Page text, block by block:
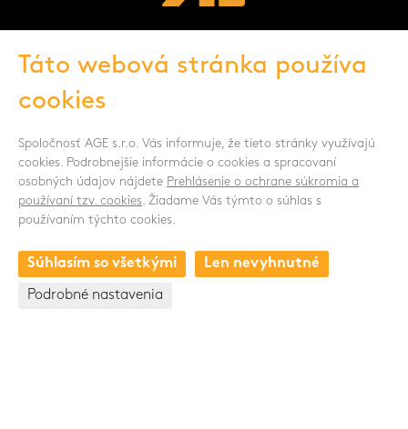
KONTAKT
SLEDUJTE NÁS
Táto webová stránka používa
cookies
Spoločnosť AGE s.r.o. Vás informuje, že tieto stránky využívajú
cookies. Podrobnejšie informácie o cookies a spracovaní
osobných údajov nájdete Prehlásenie o ochrane súkromia a
používaní tzv. cookies. Žiadame Vás týmto o súhlas s
používaním týchto cookies.
Súhlasím so všetkými Len nevyhnutné
Podrobné nastavenia